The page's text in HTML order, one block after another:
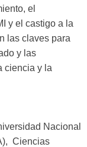
el
y el castigo a la
las claves para
y las
ciencia y la
Nacional
Ciencias